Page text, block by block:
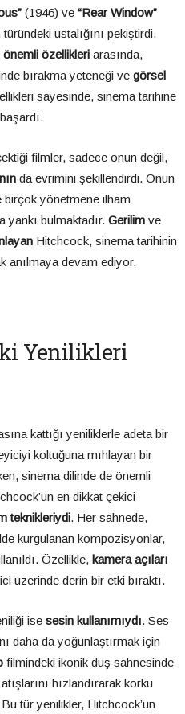
(1946) ve “Rear Window”
ustalığını pekiştirdi.
önemli özellikleri arasında,
bırakma yeteneği ve görsel
sayesinde, sinema tarihine
filmler, sadece onun değil,
da evrimini şekillendirdi. Onun
birçok yönetmene ilham
yankı bulmaktadır. Gerilim ve
Hitchcock, sinema tarihinin
anılmaya devam ediyor.
Yenilikleri
kattığı yeniliklerle adeta bir
koltuğuna mıhlayan bir
sinema dilinde de önemli
en dikkat çekici
teknikleriydi. Her sahnede,
kurgulanan kompozisyonlar,
Özellikle, kamera açıları
üzerinde derin bir etki bıraktı.
ise sesin kullanımıydı. Ses
daha da yoğunlaştırmak için
filmindeki ikonik duş sahnesinde
hızlandırarak korku
tür yenilikler, Hitchcock’un